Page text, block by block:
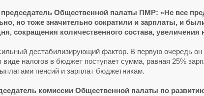
Общественной палаты ПМР: «Не все
но тоже значительно сократили и зарплаты, и
сокращения количественного состава, увеличения
дестабилизирующий фактор. В первую очередь
налогов в бюджет поступает сумма, равная 25%
пенсий и зарплат бюджетникам.
комиссии Общественной палаты по